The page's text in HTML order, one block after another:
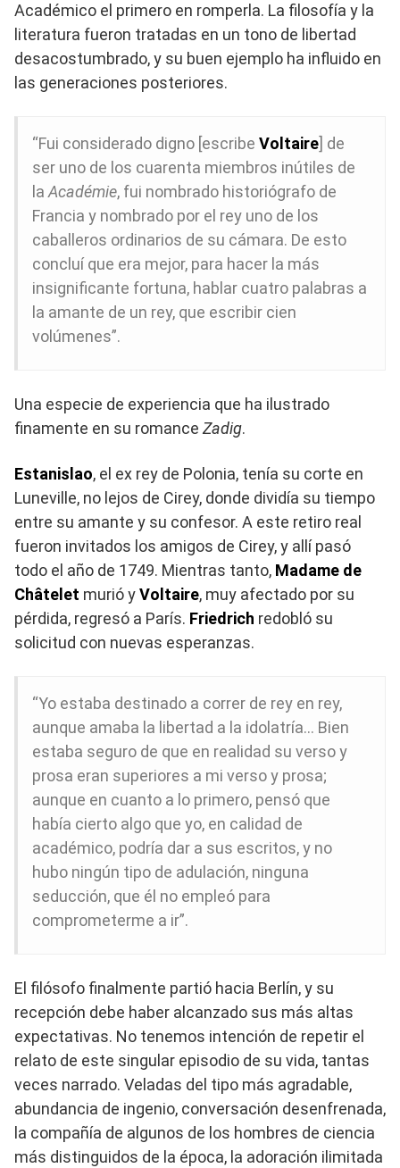
Académico el primero en romperla. La filosofía y la
literatura fueron tratadas en un tono de libertad
desacostumbrado, y su buen ejemplo ha influido en
las generaciones posteriores.
“Fui considerado digno [escribe Voltaire] de
ser uno de los cuarenta miembros inútiles de
la Académie, fui nombrado historiógrafo de
Francia y nombrado por el rey uno de los
caballeros ordinarios de su cámara. De esto
concluí que era mejor, para hacer la más
insignificante fortuna, hablar cuatro palabras a
la amante de un rey, que escribir cien
volúmenes”.
Una especie de experiencia que ha ilustrado
finamente en su romance Zadig.
Estanislao, el ex rey de Polonia, tenía su corte en
Luneville, no lejos de Cirey, donde dividía su tiempo
entre su amante y su confesor. A este retiro real
fueron invitados los amigos de Cirey, y allí pasó
todo el año de 1749. Mientras tanto, Madame de
Châtelet murió yVoltaire, muy afectado por su
pérdida, regresó a París. Friedrich redobló su
solicitud con nuevas esperanzas.
“Yo estaba destinado a correr de rey en rey,
aunque amaba la libertad a la idolatría… Bien
estaba seguro de que en realidad su verso y
prosa eran superiores a mi verso y prosa;
aunque en cuanto a lo primero, pensó que
había cierto algo que yo, en calidad de
académico, podría dar a sus escritos, y no
hubo ningún tipo de adulación, ninguna
seducción, que él no empleó para
comprometerme a ir”.
El filósofo finalmente partió hacia Berlín, y su
recepción debe haber alcanzado sus más altas
expectativas. No tenemos intención de repetir el
relato de este singular episodio de su vida, tantas
veces narrado. Veladas del tipo más agradable,
abundancia de ingenio, conversación desenfrenada,
la compañía de algunos de los hombres de ciencia
más distinguidos de la época, la adoración ilimitada